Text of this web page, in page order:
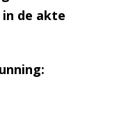
de akte